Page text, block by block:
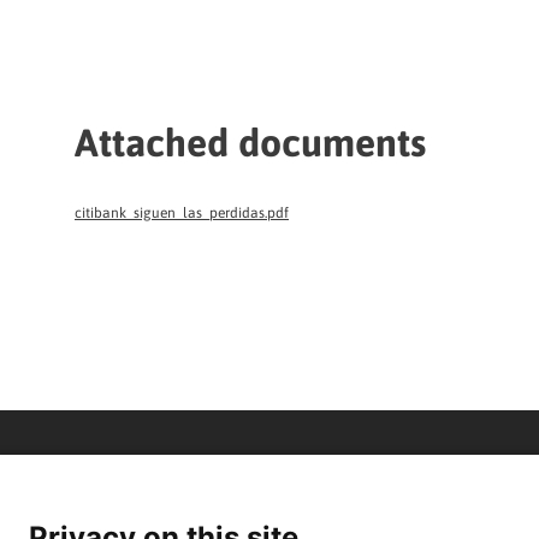
Attached documents
citibank_siguen_las_perdidas.pdf